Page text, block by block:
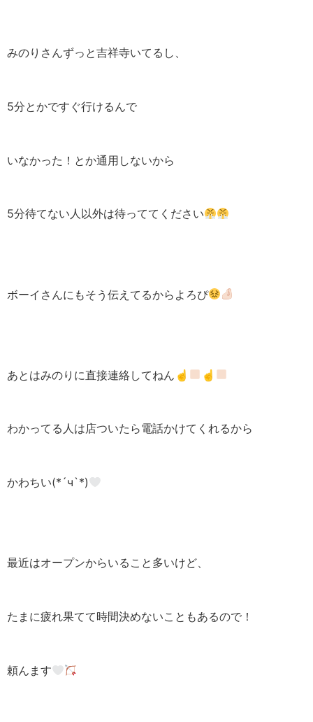
みのりさんずっと吉祥寺いてるし、
5分とかですぐ行けるんで
いなかった！とか通用しないから
5分待てない人以外は待っててください
ボーイさんにもそう伝えてるからよろぴ
あとはみのりに直接連絡してねん☝ ☝
わかってる人は店ついたら電話かけてくれるから
かわちい(*´ч`*)
最近はオープンからいること多いけど、
たまに疲れ果てて時間決めないこともあるので！
頼んます